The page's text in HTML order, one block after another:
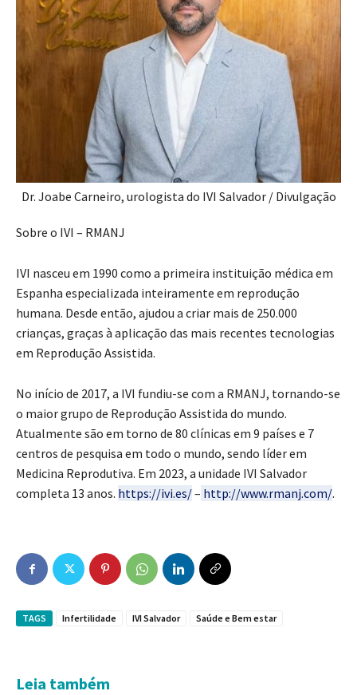
Dr. Joabe Carneiro, urologista do IVI Salvador / Divulgação
Sobre o IVI – RMANJ
IVI nasceu em 1990 como a primeira instituição médica em
Espanha especializada inteiramente em reprodução
humana. Desde então, ajudou a criar mais de 250.000
crianças, graças à aplicação das mais recentes tecnologias
em Reprodução Assistida.
No início de 2017, a IVI fundiu-se com a RMANJ, tornando-se
o maior grupo de Reprodução Assistida do mundo.
Atualmente são em torno de 80 clínicas em 9 países e 7
centros de pesquisa em todo o mundo, sendo líder em
Medicina Reprodutiva. Em 2023, a unidade IVI Salvador
completa 13 anos. https://ivi.es/– http://www.rmanj.com/.
TAGS Infertilidade IVI Salvador Saúde e Bem estar
Leia também